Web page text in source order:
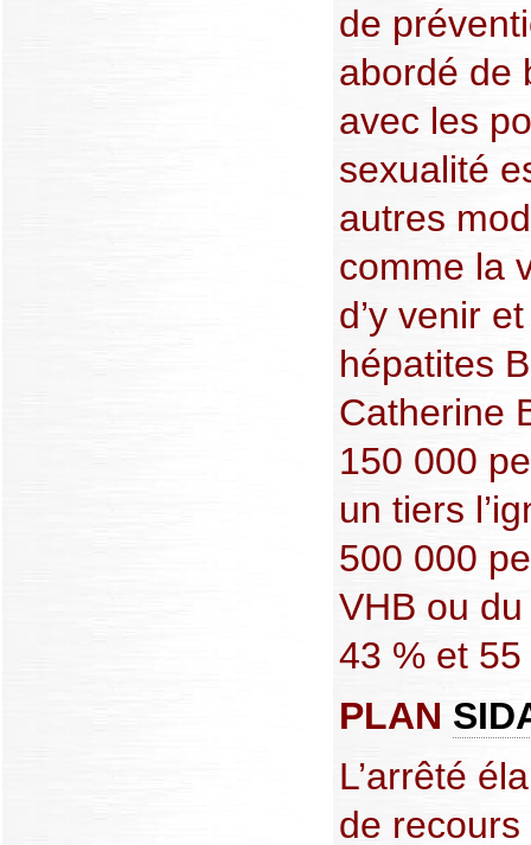
de
abordé de
avec les
sexualité
autres
comme la
d’y venir
hépatites
Catherine
150 000
un tiers
500 000
VHB ou
43 % et
PLAN
L’arrêté
de